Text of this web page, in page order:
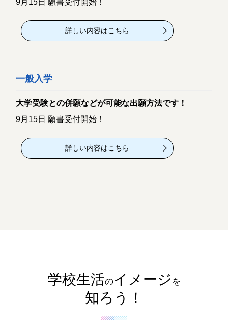
9月15日 願書受付開始！
詳しい内容はこちら
一般入学
大学受験との併願などが可能な出願方法です！
9月15日 願書受付開始！
詳しい内容はこちら
学校生活のイメージ を
知ろう！